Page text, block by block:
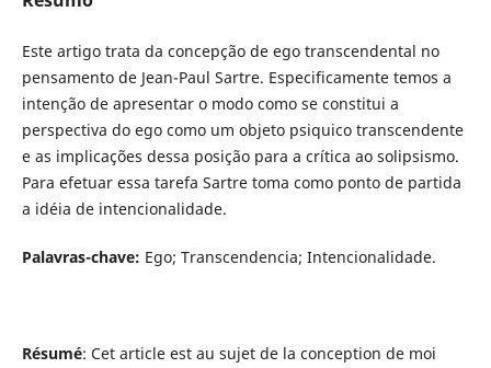
Este artigo trata da concepção de ego transcendental no
pensamento de Jean-Paul Sartre. Especificamente temos a
intenção de apresentar o modo como se constitui a
perspectiva do ego como um objeto psiquico transcendente
e as implicações dessa posição para a crítica ao solipsismo.
Para efetuar essa tarefa Sartre toma como ponto de partida
a idéia de intencionalidade.
Palavras-chave: Ego; Transcendencia; Intencionalidade.
Résumé: Cet article est au sujet de la conception de moi